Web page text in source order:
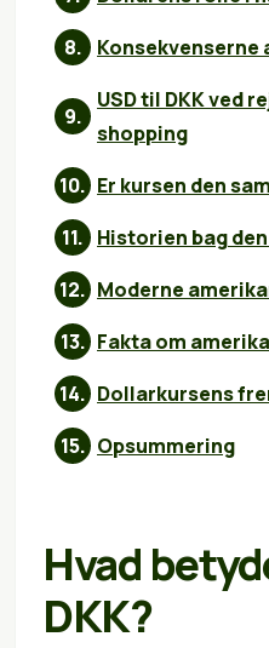
USD til DKK ved
shopping
Er kursen den
Historien bag
Moderne
Fakta om
Dollarkursens
Opsummering
Hvad
DKK?